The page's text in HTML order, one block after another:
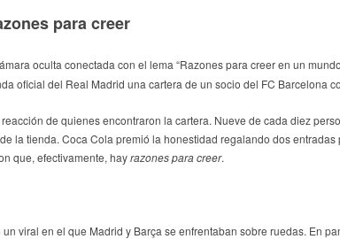
para creer
oculta conectada con el lema “Razones para creer en un
oficial del Real Madrid una cartera de un socio del FC Barcelona
de quienes encontraron la cartera. Nueve de cada diez
la tienda. Coca Cola premió la honestidad regalando dos entradas
que, efectivamente, hayrazones para creer.
viral en el que Madrid y Barça se enfrentaban sobre ruedas. En